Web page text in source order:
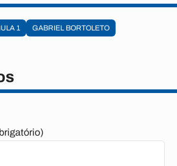
1 GABRIEL BORTOLETO